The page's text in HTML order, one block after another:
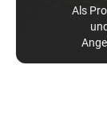
Als